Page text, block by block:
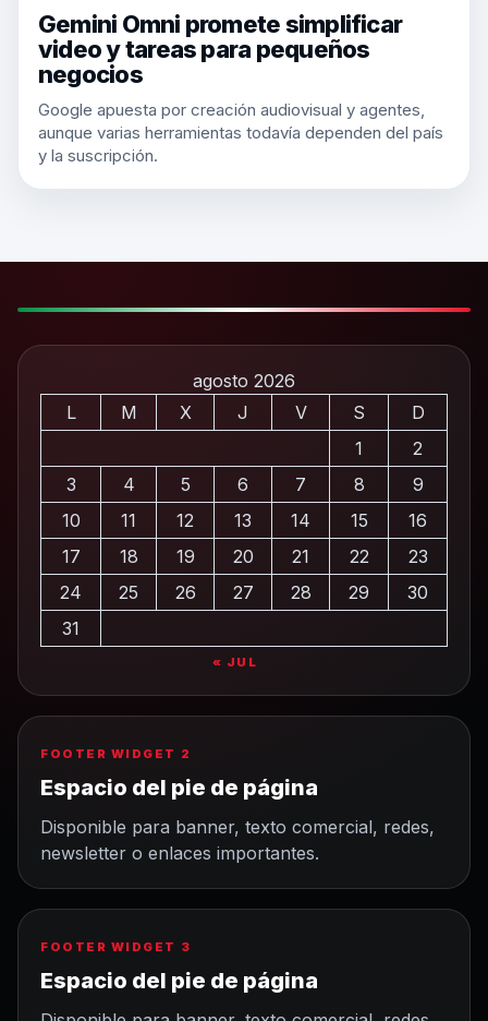
Gemini Omni promete simplificar
video y tareas para pequeños
negocios
Google apuesta por creación audiovisual y agentes,
aunque varias herramientas todavía dependen del país
y la suscripción.
agosto 2026
L
M X J V S
D
1
2
3
4 5 6 7 8
9
10
11 12 13 14 15
16
17
18 19 20 21 22
23
24
25 26 27 28 29
30
31
« JUL
FOOTER WIDGET 2
Espacio del pie de página
Disponible para banner, texto comercial, redes,
newsletter o enlaces importantes.
FOOTER WIDGET 3
Espacio del pie de página